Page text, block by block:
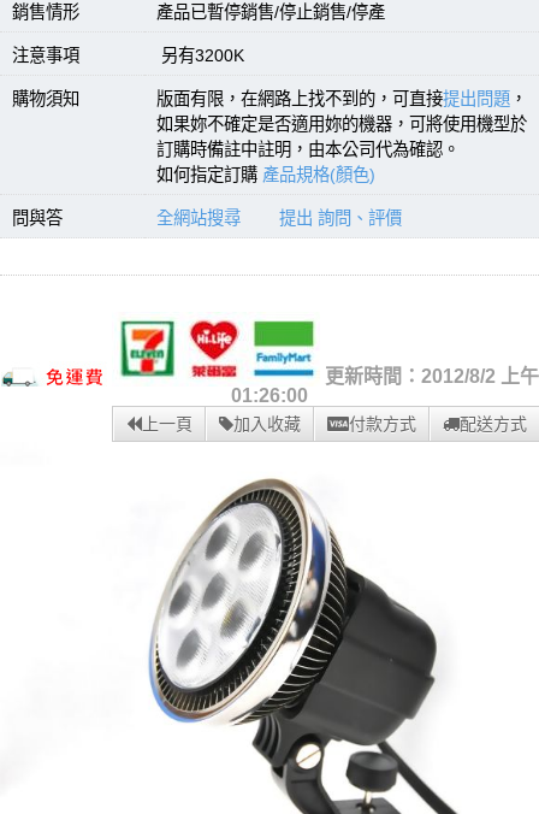
銷售情形 產品已暫停銷售/停止銷售/停產
注意事項 另有3200K
購物須知 版面有限，在網路上找不到的，可直接提出問題 ，
如果妳不確定是否適用妳的機器，可將使用機型於
訂購時備註中註明，由本公司代為確認。
如何指定訂購 產品規格(顏色)
問與答 全網站搜尋 提出 詢問、評價
更新時間：2012/8/2 上午
01:26:00
上一頁 加入收藏 付款方式 配送方式